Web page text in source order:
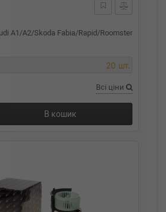
A1/A2/Skoda Fabia/Rapid/Roomster
20 шт.
Всі ціни
В кошик